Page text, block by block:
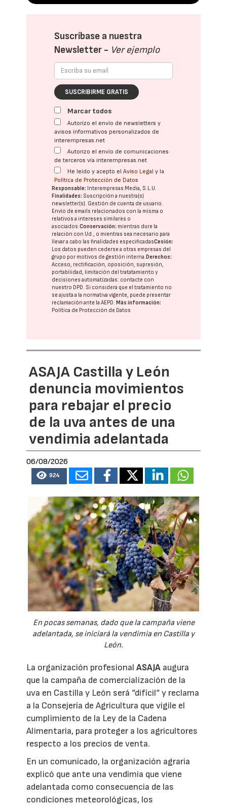
Suscríbase a nuestra
Newsletter - Ver ejemplo
SUSCRIBIRME GRATIS
Marcar todos
Autorizo el envío de newsletters y
avisos informativos personalizados de
interempresas.net
Autorizo el envío de comunicaciones
de terceros vía interempresas.net
He leído y acepto elAviso Legal y la
Política de Protección de Datos
Responsable: Interempresas Media, S.L.U.
Finalidades: Suscripción a nuestra(s)
newsletter(s). Gestión de cuenta de usuario.
Envío de emails relacionados con la misma o
relativos a intereses similares o
asociados.Conservación: mientras dure la
relación con Ud., o mientras sea necesario para
llevar a cabo las finalidades especificadasCesión:
Los datos pueden cederse a otras empresas del
grupo por motivos de gestión interna.Derechos:
Acceso, rectificación, oposición, supresión,
portabilidad, limitación del tratatamiento y
decisiones automatizadas: contacte con
nuestro DPD . Si considera que el tratamiento no
se ajusta a la normativa vigente, puede presentar
reclamación ante laAEPD .Más información:
Política de Protección de Datos
ASAJA Castilla y León
denuncia movimientos
para rebajar el precio
de la uva antes de una
vendimia adelantada
06/08/2026
924
En pocas semanas, dado que la campaña viene
adelantada, se iniciará la vendimia en Castilla y
León.
La organización profesionalASAJA augura
que la campaña de comercialización de la
uva en Castilla y León será “difícil“ y reclama
a la Consejería de Agricultura que vigile el
cumplimiento de la Ley de la Cadena
Alimentaria, para proteger a los agricultores
respecto a los precios de venta.
En un comunicado, la organización agraria
explicó que ante una vendimia que viene
adelantada como consecuencia de las
condiciones meteorológicas, los